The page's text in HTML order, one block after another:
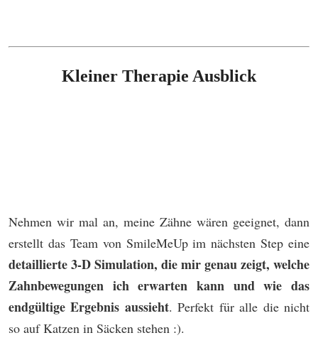
Kleiner Therapie Ausblick
Nehmen wir mal an, meine Zähne wären geeignet, dann
erstellt das Team von SmileMeUp im nächsten Step eine
detaillierte 3-D Simulation, die mir genau zeigt, welche
Zahnbewegungen ich erwarten kann und wie das
endgültige Ergebnis aussieht. Perfekt für alle die nicht
so auf Katzen in Säcken stehen :).